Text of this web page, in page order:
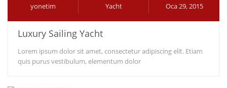
yonetim Yacht Oca 29, 2015
Luxury Sailing Yacht
Lorem ipsum dolor sit amet, consectetur adipiscing elit. Etiam
quis purus vestibulum, elementum dolor